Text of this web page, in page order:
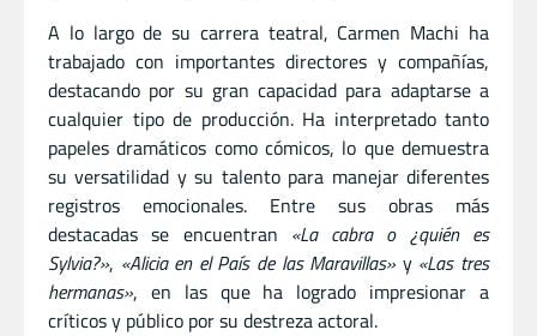
A lo largo de su carrera teatral, Carmen Machi ha
trabajado con importantes directores y compañías,
destacando por su gran capacidad para adaptarse a
cualquier tipo de producción. Ha interpretado tanto
papeles dramáticos como cómicos, lo que demuestra
su versatilidad y su talento para manejar diferentes
registros emocionales. Entre sus obras más
destacadas se encuentran «La cabra o ¿quién es
Sylvia?», «Alicia en el País de las Maravillas» y «Las tres
hermanas», en las que ha logrado impresionar a
críticos y público por su destreza actoral.